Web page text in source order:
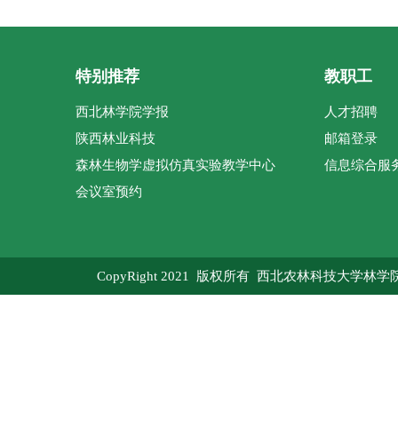
特别推荐
西北林学院学报
陕西林业科技
森林生物学虚拟仿真实验教学中心
会议室预约
教职工
人才招聘
邮箱登录
信息综合服
CopyRight 2021 版权所有 西北农林科技大学林